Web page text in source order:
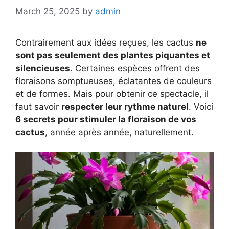
March 25, 2025 by admin
Contrairement aux idées reçues, les cactus ne
sont pas seulement des plantes piquantes et
silencieuses. Certaines espèces offrent des
floraisons somptueuses, éclatantes de couleurs
et de formes. Mais pour obtenir ce spectacle, il
faut savoir respecter leur rythme naturel. Voici
6 secrets pour stimuler la floraison de vos
cactus, année après année, naturellement.